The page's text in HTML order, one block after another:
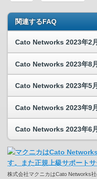
関連するFAQ
Cato Networks 2023年2
Cato Networks 2023年8
Cato Networks 2023年5
Cato Networks 2023年9
Cato Networks 2023年6
株式会社マクニカはCato Networks